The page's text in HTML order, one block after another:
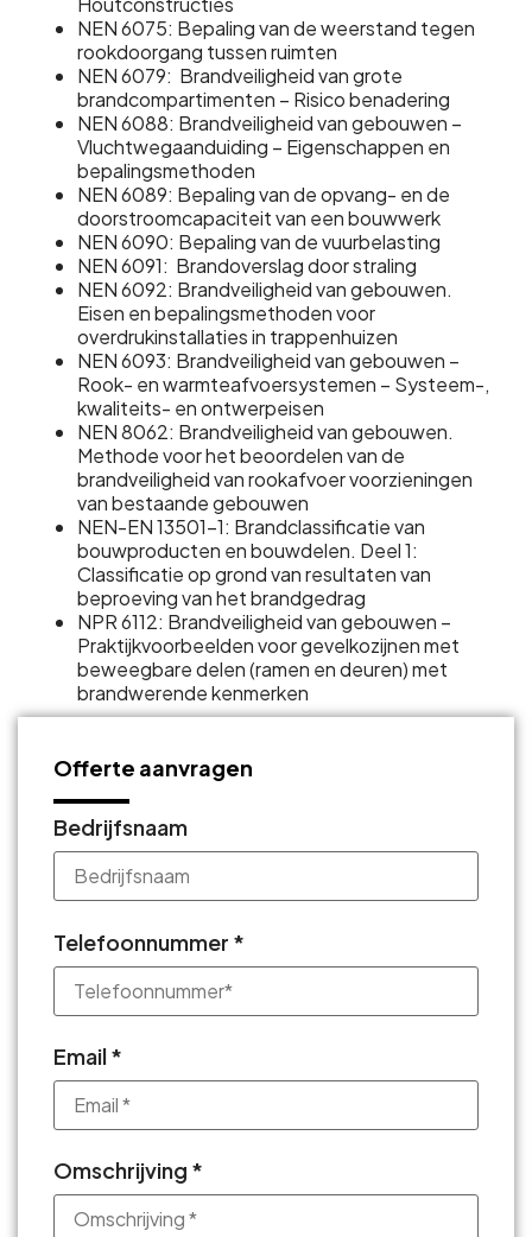
NEN 6075: Bepaling van de weerstand tegen
rookdoorgang tussen ruimten
NEN 6079: Brandveiligheid van grote
brandcompartimenten – Risico benadering
NEN 6088: Brandveiligheid van gebouwen –
Vluchtwegaanduiding – Eigenschappen en
bepalingsmethoden
NEN 6089: Bepaling van de opvang- en de
doorstroomcapaciteit van een bouwwerk
NEN 6090: Bepaling van de vuurbelasting
NEN 6091: Brandoverslag door straling
NEN 6092: Brandveiligheid van gebouwen.
Eisen en bepalingsmethoden voor
overdrukinstallaties in trappenhuizen
NEN 6093: Brandveiligheid van gebouwen –
Rook- en warmteafvoersystemen – Systeem-,
kwaliteits- en ontwerpeisen
NEN 8062: Brandveiligheid van gebouwen.
Methode voor het beoordelen van de
brandveiligheid van rookafvoer voorzieningen
van bestaande gebouwen
NEN-EN 13501-1: Brandclassificatie van
bouwproducten en bouwdelen. Deel 1:
Classificatie op grond van resultaten van
beproeving van het brandgedrag
NPR 6112: Brandveiligheid van gebouwen –
Praktijkvoorbeelden voor gevelkozijnen met
beweegbare delen (ramen en deuren) met
brandwerende kenmerken
Offerte aanvragen
Bedrijfsnaam
Telefoonnummer *
Email *
Omschrijving *